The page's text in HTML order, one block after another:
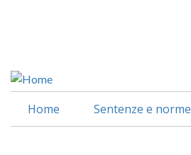
Home Sentenze e norme